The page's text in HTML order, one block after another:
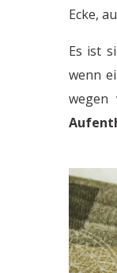
Ecke,
Es ist
wenn
wegen